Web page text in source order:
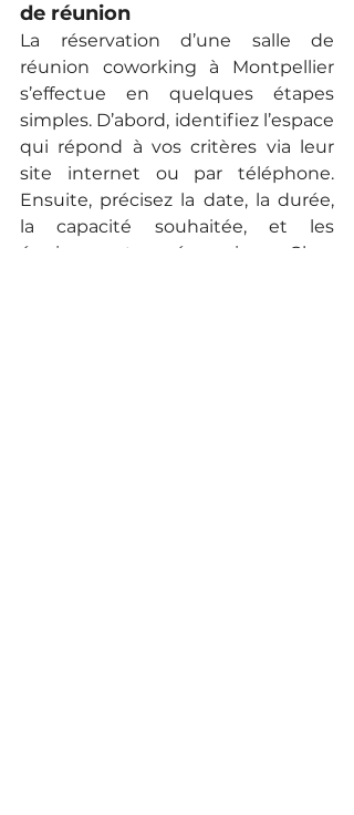
de réunion
La réservation d’une salle de
réunion coworking à Montpellier
s’effectue en quelques étapes
simples. D’abord, identifiez l’espace
qui répond à vos critères via leur
site internet ou par téléphone.
Ensuite, précisez la date, la durée,
la capacité souhaitée, et les
équipements nécessaires. Chez